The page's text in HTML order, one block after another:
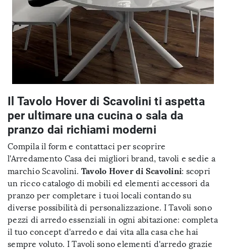
Il Tavolo Hover di Scavolini ti aspetta
per ultimare una cucina o sala da
pranzo dai richiami moderni
Compila il form e contattaci per scoprire
l'Arredamento Casa dei migliori brand, tavoli e sedie a
marchio Scavolini. Tavolo Hover di Scavolini: scopri
un ricco catalogo di mobili ed elementi accessori da
pranzo per completare i tuoi locali contando su
diverse possibilità di personalizzazione. I Tavoli sono
pezzi di arredo essenziali in ogni abitazione: completa
il tuo concept d'arredo e dai vita alla casa che hai
sempre voluto. I Tavoli sono elementi d'arredo grazie